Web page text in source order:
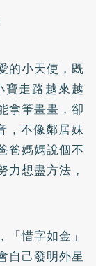
的小天使，既
走路越來越
拿筆畫畫，卻
，不像鄰居妹
爸媽媽說個不
力想盡方法，
惜字如金」
自己發明外星